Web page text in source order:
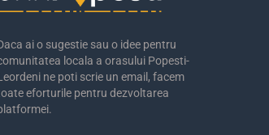
ai o sugestie sau o idee pentru
locala a orasului Popesti-
ne poti scrie un email, facem
eforturile pentru dezvoltarea